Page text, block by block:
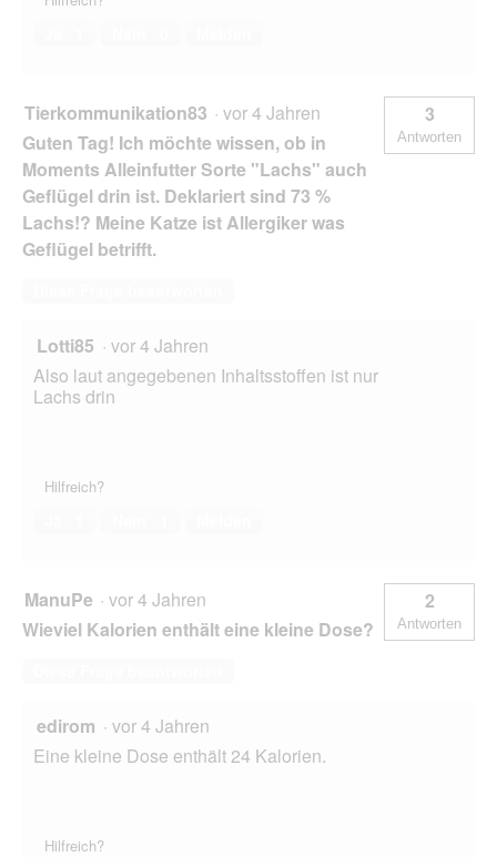
Tierkommunikation83 · vor 4 Jahren
Guten Tag! Ich möchte wissen, ob in
Moments Alleinfutter Sorte "Lachs" auch
Geflügel drin ist. Deklariert sind 73 %
Lachs!? Meine Katze ist Allergiker was
Geflügel betrifft.
3
Antworten
Lotti85 · vor 4 Jahren
Also laut angegebenen Inhaltsstoffen ist nur
Lachs drin
Hilfreich?
ManuPe · vor 4 Jahren
Wieviel Kalorien enthält eine kleine Dose?
2
Antworten
edirom · vor 4 Jahren
Eine kleine Dose enthält 24 Kalorien.
Hilfreich?